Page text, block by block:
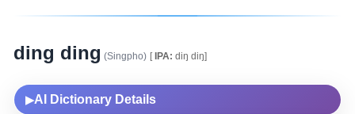
ding ding (Singpho) [IPA: diŋ diŋ]
▶AI Dictionary Details